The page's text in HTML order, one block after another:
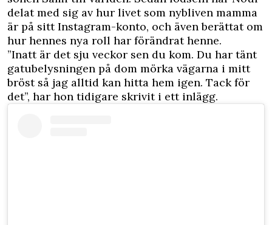
delat med sig av hur livet som nybliven mamma
är på sitt Instagram-konto, och även berättat om
hur hennes nya roll har förändrat henne.
”Inatt är det sju veckor sen du kom. Du har tänt
gatubelysningen på dom mörka vägarna i mitt
bröst så jag alltid kan hitta hem igen. Tack för
det”, har hon tidigare skrivit i ett inlägg.